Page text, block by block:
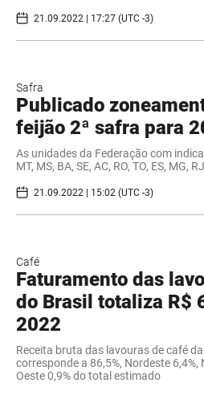
21.09.2022 | 17:27 (UTC -3)
Safra
Publicado
feijão 2ª safra para
As unidades da Federação com
MT, MS, BA, SE, AC, RO, TO, ES, MG,
21.09.2022 | 15:02 (UTC -3)
Café
Faturamento das
do Brasil totaliza R$
2022
Receita bruta das lavouras de café
corresponde a 86,5%, Nordeste 6,4%,
Oeste 0,9% do total estimado